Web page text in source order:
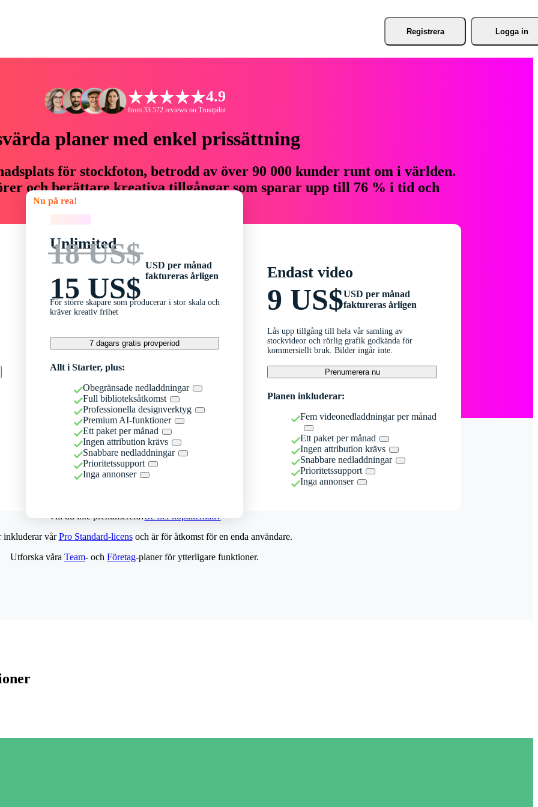
Registrera Logga in
4.9
from 33 572 reviews on Trustpilot
planer med enkel prissättning
för stockfoton, betrodd av över 90 000 kunder runt om i världen.
och berättare kreativa tillgångar som sparar upp till 76 % i tid och
Nu på rea!
Unlimited
18 US$
15 US$
USD per månad
faktureras årligen
För större skapare som producerar i stor skala och
kräver kreativ frihet
7 dagars gratis provperiod
Allt i Starter, plus:
Obegränsade nedladdningar
Full biblioteksåtkomst
Professionella designverktyg
Premium AI-funktioner
Ett paket per månad
Ingen attribution krävs
Snabbare nedladdningar
Prioritetssupport
Inga annonser
Endast video
9 US$USD per månad
faktureras årligen
Lås upp tillgång till hela vår samling av
stockvideor och rörlig grafik godkända för
kommersiellt bruk. Bilder ingår inte.
Prenumerera nu
Planen inkluderar:
Fem videonedladdningar per månad
Ett paket per månad
Ingen attribution krävs
Snabbare nedladdningar
Prioritetssupport
Inga annonser
Vill du inte prenumerera?Se fler köpalternativ
inkluderar vårPro Standard-licensoch är för åtkomst för en enda användare.
Utforska våra Team- och Företag-planer för ytterligare funktioner.